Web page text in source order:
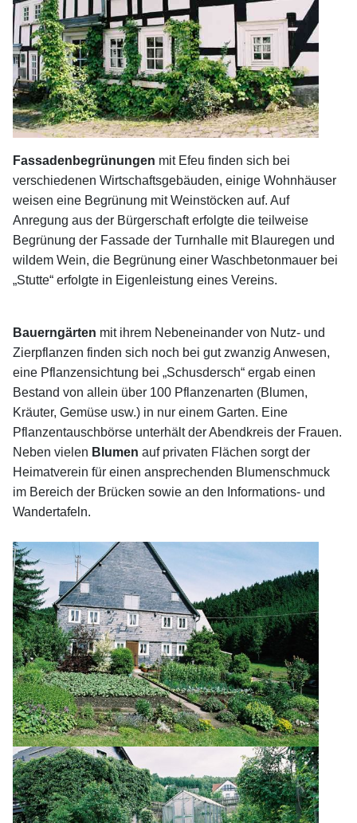
Fassadenbegrünungen mit Efeu finden sich bei
verschiedenen Wirtschaftsgebäuden, einige Wohnhäuser
weisen eine Begrünung mit Weinstöcken auf. Auf
Anregung aus der Bürgerschaft erfolgte die teilweise
Begrünung der Fassade der Turnhalle mit Blauregen und
wildem Wein, die Begrünung einer Waschbetonmauer bei
„Stutte“ erfolgte in Eigenleistung eines Vereins.
Bauerngärten mit ihrem Nebeneinander von Nutz- und
Zierpflanzen finden sich noch bei gut zwanzig Anwesen,
eine Pflanzensichtung bei „Schusdersch“ ergab einen
Bestand von allein über 100 Pflanzenarten (Blumen,
Kräuter, Gemüse usw.) in nur einem Garten. Eine
Pflanzentauschbörse unterhält der Abendkreis der Frauen.
Neben vielen Blumen auf privaten Flächen sorgt der
Heimatverein für einen ansprechenden Blumenschmuck
im Bereich der Brücken sowie an den Informations- und
Wandertafeln.